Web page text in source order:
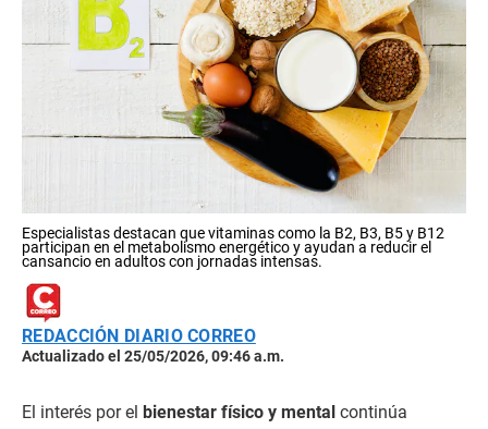
Especialistas destacan que vitaminas como la B2, B3, B5 y B12
participan en el metabolismo energético y ayudan a reducir el
cansancio en adultos con jornadas intensas.
REDACCIÓN DIARIO CORREO
Actualizado el 25/05/2026, 09:46 a.m.
El interés por el bienestar físico y mental continúa